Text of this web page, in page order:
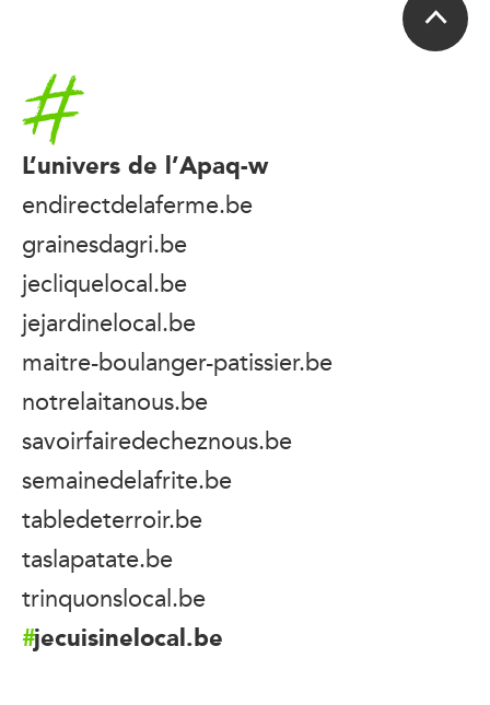
Accueil
L’univers de l’Apaq-w
endirectdelaferme.be
grainesdagri.be
jecliquelocal.be
jejardinelocal.be
maitre-boulanger-patissier.be
notrelaitanous.be
savoirfairedecheznous.be
semainedelafrite.be
tabledeterroir.be
taslapatate.be
trinquonslocal.be
jecuisinelocal.be